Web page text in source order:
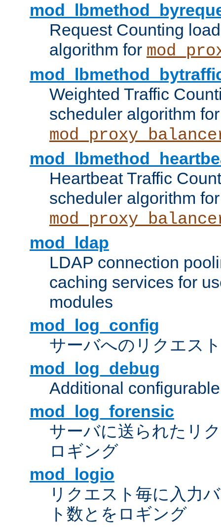
Request Counting
algorithm for
Weighted Traffic
scheduler algorithm for
Heartbeat Traffic
scheduler algorithm for
mod_ldap
LDAP connection
caching services for
modules
mod_log_config
サーバへのリクエス
mod_log_debug
Additional
mod_log_forensic
サーバに送られたリ
ロギング
mod_logio
リクエスト毎に入力
ト数とをロギング